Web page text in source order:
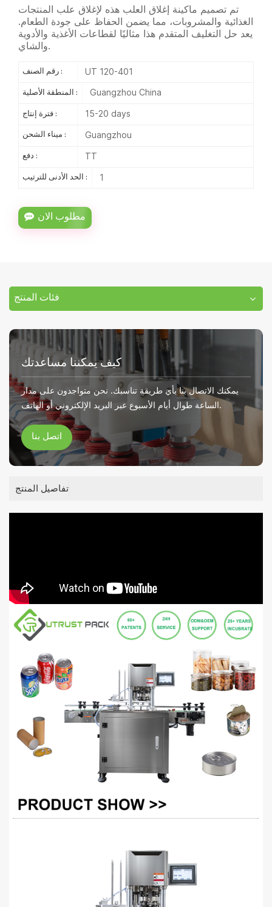
تم تصميم ماكينة إغلاق العلب هذه لإغلاق علب المنتجات
الغذائية والمشروبات، مما يضمن الحفاظ على جودة الطعام.
يعد حل التغليف المتقدم هذا مثاليًا لقطاعات الأغذية والأدوية
والشاي.
رقم الصنف : UT 120-401
المنطقة الأصلية : Guangzhou China
فترة إنتاج : 15-20 days
ميناء الشحن : Guangzhou
دفع : TT
الحد الأدنى للترتيب : 1
مطلوب الان
فئات المنتج
كيف يمكننا مساعدتك
يمكنك الاتصال بنا بأي طريقة تناسبك. نحن متواجدون على مدار
الساعة طوال أيام الأسبوع عبر البريد الإلكتروني أو الهاتف.
اتصل بنا
تفاصيل المنتج